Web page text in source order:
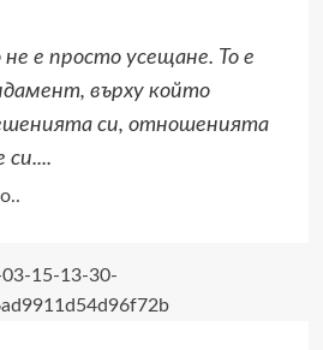
от
99
лв.
е просто усещане. То е
върху който
си, отношенията
5
съвета